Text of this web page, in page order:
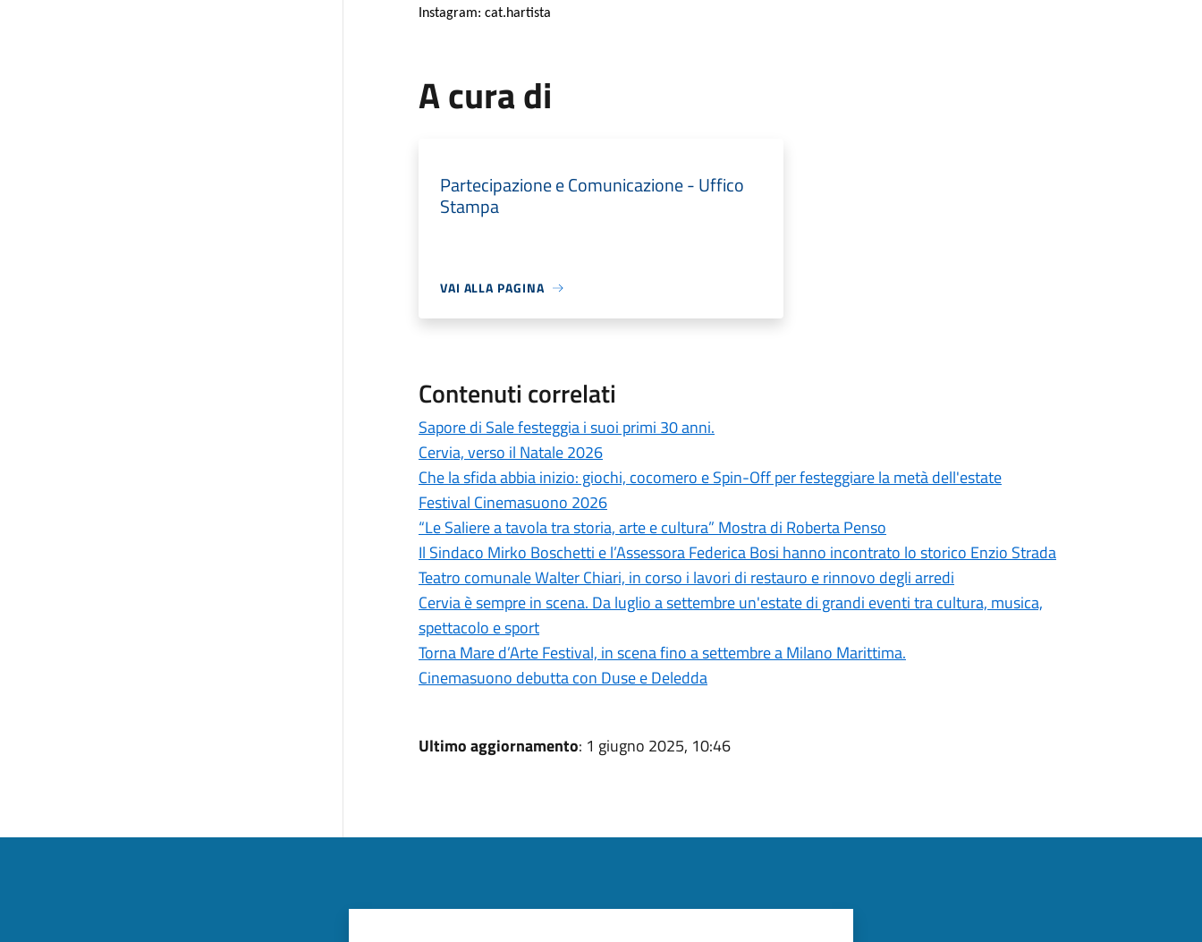
Instagram: cat.hartista
A cura di
Partecipazione e Comunicazione - Uffico
Stampa
VAI ALLA PAGINA
Contenuti correlati
Sapore di Sale festeggia i suoi primi 30 anni.
Cervia, verso il Natale 2026
Che la sfida abbia inizio: giochi, cocomero e Spin-Off per festeggiare la metà dell'estate
Festival Cinemasuono 2026
“Le Saliere a tavola tra storia, arte e cultura” Mostra di Roberta Penso
Il Sindaco Mirko Boschetti e l’Assessora Federica Bosi hanno incontrato lo storico Enzio Strada
Teatro comunale Walter Chiari, in corso i lavori di restauro e rinnovo degli arredi
Cervia è sempre in scena. Da luglio a settembre un'estate di grandi eventi tra cultura, musica,
spettacolo e sport
Torna Mare d’Arte Festival, in scena fino a settembre a Milano Marittima.
Cinemasuono debutta con Duse e Deledda
Ultimo aggiornamento: 1 giugno 2025, 10:46